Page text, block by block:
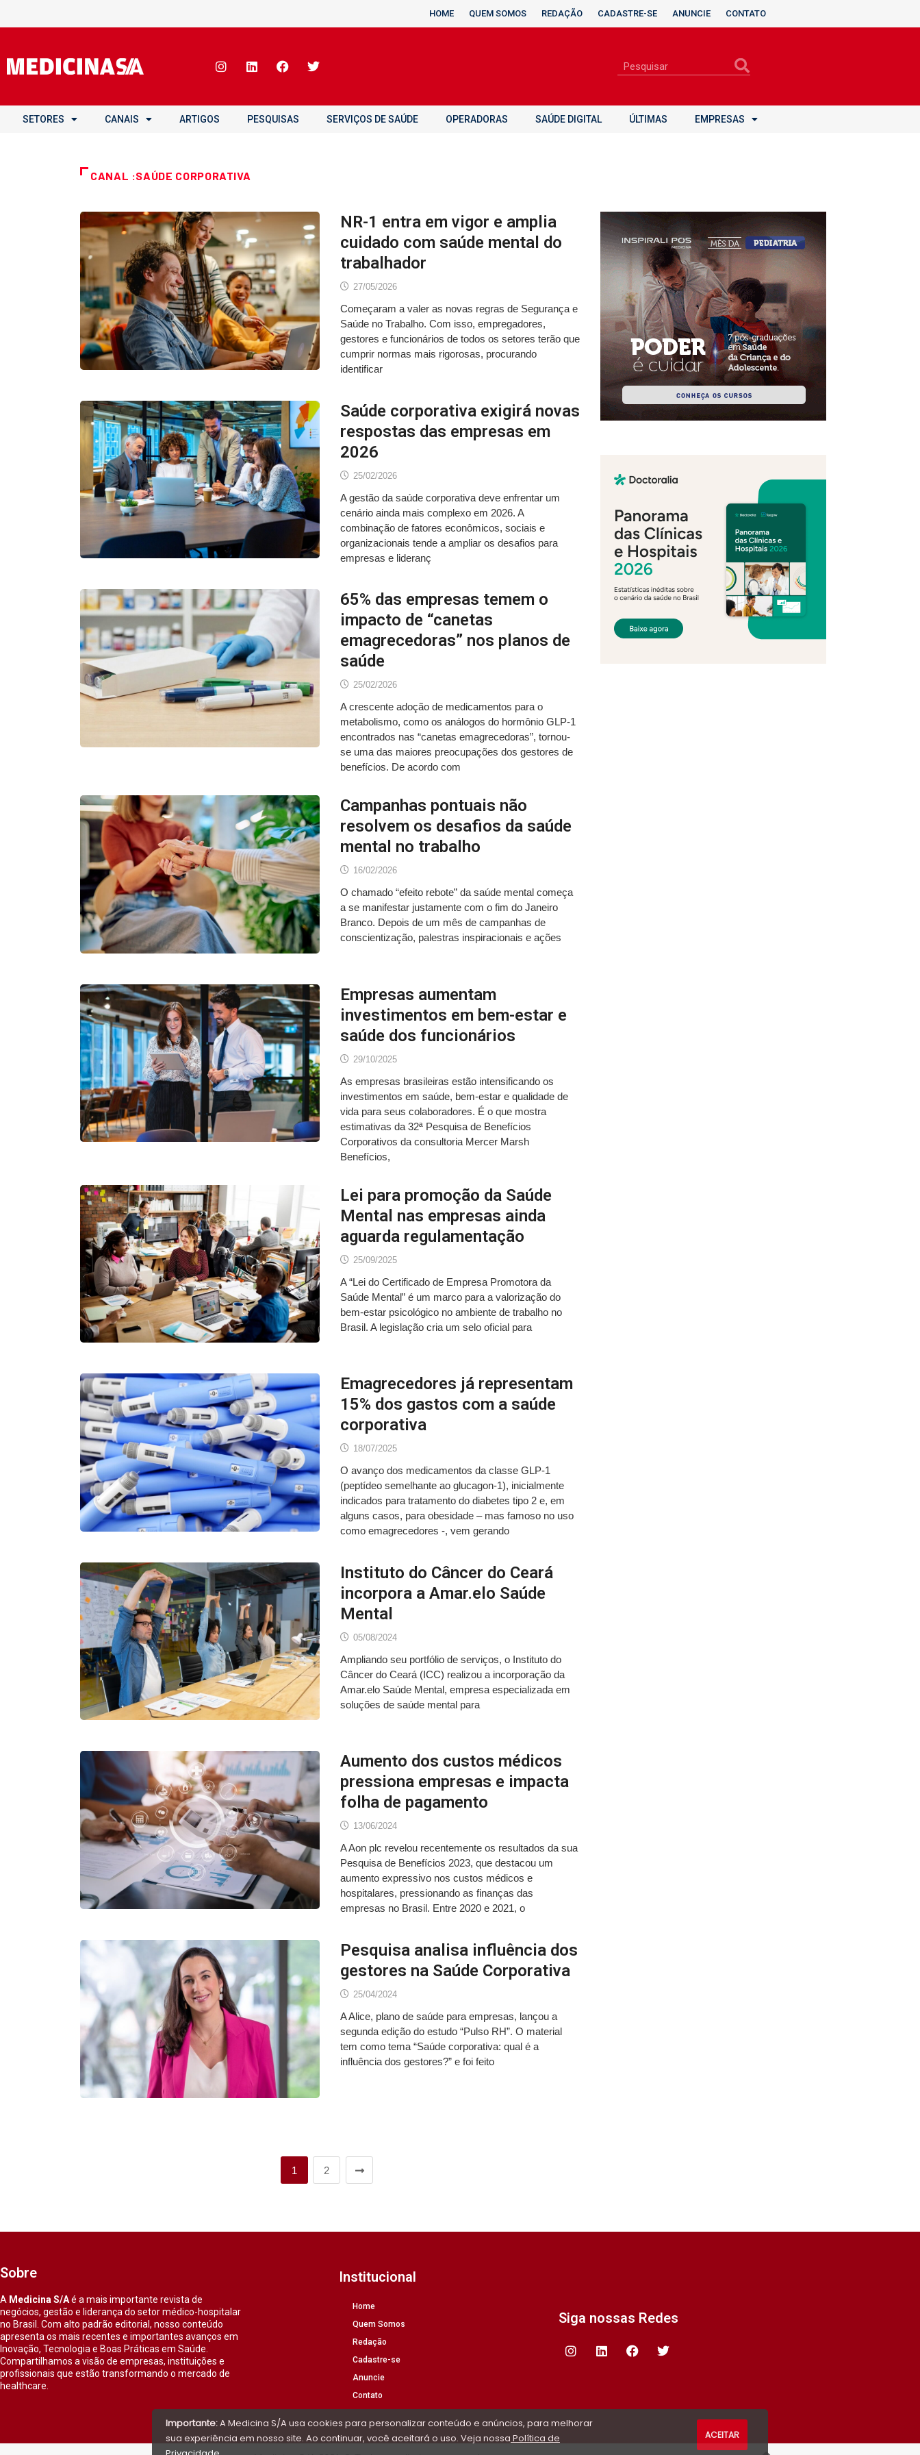
HOME QUEM SOMOS REDAÇÃO CADASTRE-SE ANUNCIE CONTATO
SETORES CANAIS ARTIGOS PESQUISAS SERVIÇOS DE SAÚDE OPERADORAS SAÚDE DIGITAL ÚLTIMAS EMPRESAS
CANAL :SAÚDE CORPORATIVA
NR-1 entra em vigor e amplia
cuidado com saúde mental do
trabalhador
27/05/2026
Começaram a valer as novas regras de Segurança e
Saúde no Trabalho. Com isso, empregadores,
gestores e funcionários de todos os setores terão que
cumprir normas mais rigorosas, procurando
identificar
Saúde corporativa exigirá novas
respostas das empresas em
2026
25/02/2026
A gestão da saúde corporativa deve enfrentar um
cenário ainda mais complexo em 2026. A
combinação de fatores econômicos, sociais e
organizacionais tende a ampliar os desafios para
empresas e lideranç
65% das empresas temem o
impacto de “canetas
emagrecedoras” nos planos de
saúde
25/02/2026
A crescente adoção de medicamentos para o
metabolismo, como os análogos do hormônio GLP-1
encontrados nas “canetas emagrecedoras”, tornou-
se uma das maiores preocupações dos gestores de
benefícios. De acordo com
Campanhas pontuais não
resolvem os desafios da saúde
mental no trabalho
16/02/2026
O chamado “efeito rebote” da saúde mental começa
a se manifestar justamente com o fim do Janeiro
Branco. Depois de um mês de campanhas de
conscientização, palestras inspiracionais e ações
Empresas aumentam
investimentos em bem-estar e
saúde dos funcionários
29/10/2025
As empresas brasileiras estão intensificando os
investimentos em saúde, bem-estar e qualidade de
vida para seus colaboradores. É o que mostra
estimativas da 32ª Pesquisa de Benefícios
Corporativos da consultoria Mercer Marsh
Benefícios,
Lei para promoção da Saúde
Mental nas empresas ainda
aguarda regulamentação
25/09/2025
A “Lei do Certificado de Empresa Promotora da
Saúde Mental” é um marco para a valorização do
bem-estar psicológico no ambiente de trabalho no
Brasil. A legislação cria um selo oficial para
Emagrecedores já representam
15% dos gastos com a saúde
corporativa
18/07/2025
O avanço dos medicamentos da classe GLP-1
(peptídeo semelhante ao glucagon-1), inicialmente
indicados para tratamento do diabetes tipo 2 e, em
alguns casos, para obesidade – mas famoso no uso
como emagrecedores -, vem gerando
Instituto do Câncer do Ceará
incorpora a Amar.elo Saúde
Mental
05/08/2024
Ampliando seu portfólio de serviços, o Instituto do
Câncer do Ceará (ICC) realizou a incorporação da
Amar.elo Saúde Mental, empresa especializada em
soluções de saúde mental para
Aumento dos custos médicos
pressiona empresas e impacta
folha de pagamento
13/06/2024
A Aon plc revelou recentemente os resultados da sua
Pesquisa de Benefícios 2023, que destacou um
aumento expressivo nos custos médicos e
hospitalares, pressionando as finanças das
empresas no Brasil. Entre 2020 e 2021, o
Pesquisa analisa influência dos
gestores na Saúde Corporativa
25/04/2024
A Alice, plano de saúde para empresas, lançou a
segunda edição do estudo “Pulso RH”. O material
tem como tema “Saúde corporativa: qual é a
influência dos gestores?” e foi feito
1 2
Sobre
A Medicina S/Aé a mais importante revista de
negócios, gestão e liderança do setor médico-hospitalar
no Brasil. Com alto padrão editorial, nosso conteúdo
apresenta os mais recentes e importantes avanços em
Inovação, Tecnologia e Boas Práticas em Saúde.
Compartilhamos a visão de empresas, instituições e
profissionais que estão transformando o mercado de
healthcare.
Institucional
Home
Quem Somos
Redação
Cadastre-se
Anuncie
Contato
Siga nossas Redes
Importante:A Medicina S/A usa cookies para personalizar conteúdo e anúncios, para melhorar
sua experiência em nosso site. Ao continuar, você aceitará o uso. Veja nossa Política de
ACEITAR